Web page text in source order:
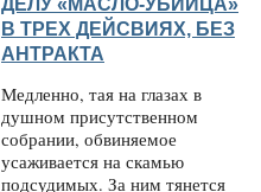
В ТРЕХ ДЕЙСВИЯХ, БЕЗ
АНТРАКТА
Медленно, тая на глазах в
душном присутственном
собрании, обвиняемое
усаживается на скамью
подсудимых. За ним тянется